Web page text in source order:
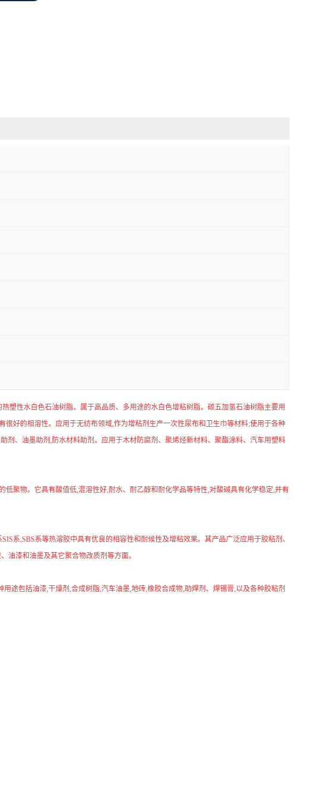
塑性水白色石油树脂。属于高品质、多用途的水白色增粘树脂。碳五加氢石油树脂主要用
很好的相溶性。应用于无纺布领域,作为增粘剂生产一次性尿布和卫生巾等材料;使用于各种
剂、油墨助剂,防水材料助剂。应用于木材防腐剂、聚烯烃新材料、聚酯涂料、汽车用塑料
聚物。它具有酸值低,混溶性好,耐水、耐乙醇和耐化学品等特性,对酸碱具有化学稳定,并有
系,SBS系等热溶胶中具有优良的相容性和耐候性及增粘效果。其产品广泛应用于胶粘剂、
油漆和油墨及其它聚合物改质剂等方面。
途包括油漆,干燥剂,合成树脂,汽车油墨,地砖,橡胶合成物,助焊剂、焊锡膏,以及各种胶粘剂